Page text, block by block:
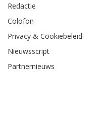
Redactie
Colofon
Privacy & Cookiebeleid
Nieuwsscript
Partnernieuws